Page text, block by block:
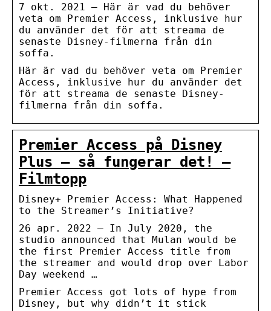
7 okt. 2021 — Här är vad du behöver
veta om Premier Access, inklusive hur
du använder det för att streama de
senaste Disney-filmerna från din
soffa.
Här är vad du behöver veta om Premier
Access, inklusive hur du använder det
för att streama de senaste Disney-
filmerna från din soffa.
Premier Access på Disney
Plus – så fungerar det! –
Filmtopp
Disney+ Premier Access: What Happened
to the Streamer’s Initiative?
26 apr. 2022 — In July 2020, the
studio announced that Mulan would be
the first Premier Access title from
the streamer and would drop over Labor
Day weekend …
Premier Access got lots of hype from
Disney, but why didn’t it stick